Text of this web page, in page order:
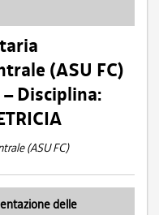
(ASU FC)
– Disciplina:
(ASU FC)
delle